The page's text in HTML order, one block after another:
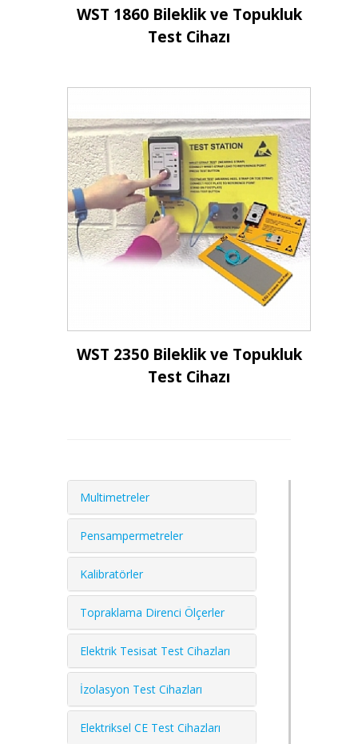
İncele
WST 1860 Bileklik ve Topukluk
Test Cihazı
İncele
WST 2350 Bileklik ve Topukluk
Test Cihazı
Multimetreler
Pensampermetreler
Kalibratörler
Topraklama Direnci Ölçerler
Elektrik Tesisat Test Cihazları
İzolasyon Test Cihazları
Elektriksel CE Test Cihazları